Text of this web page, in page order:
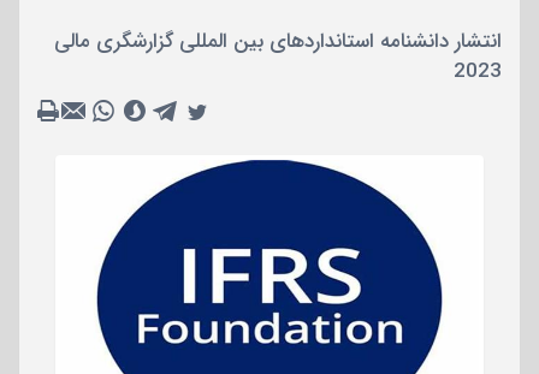
انتشار دانشنامه استانداردهای بین المللی گزارشگری مالی
2023